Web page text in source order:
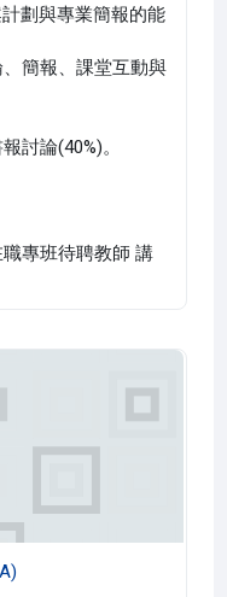
劃與專業簡報的能
簡報、課堂互動與
討論(40%)。
專班待聘教師 講